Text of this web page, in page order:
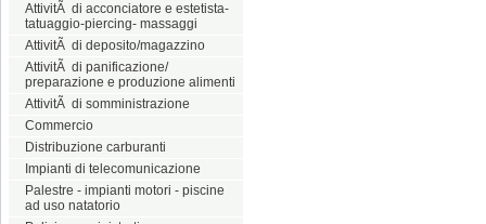
AttivitÃ di acconciatore e estetista-
tatuaggio-piercing- massaggi
AttivitÃ di deposito/magazzino
AttivitÃ di panificazione/
preparazione e produzione alimenti
AttivitÃ di somministrazione
Commercio
Distribuzione carburanti
Impianti di telecomunicazione
Palestre - impianti motori - piscine
ad uso natatorio